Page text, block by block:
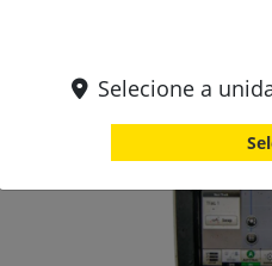
Selecione a